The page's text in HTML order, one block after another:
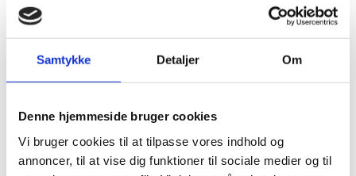
Samtykke Detaljer Om
Denne hjemmeside bruger cookies
Vi bruger cookies til at tilpasse vores indhold og
annoncer, til at vise dig funktioner til sociale medier og til
Brusesæt
Afløbsrende
Rustfrit afløb
Affaldssortering
Pedal systemer
Haven
Udendørs indretning